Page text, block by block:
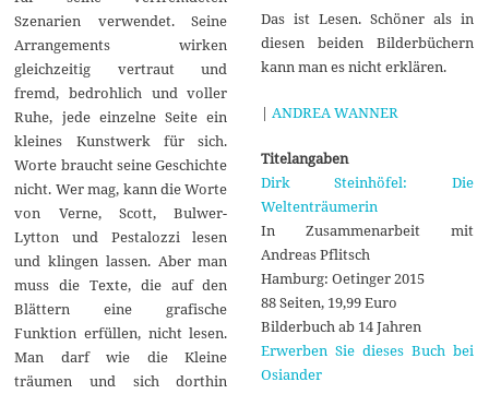
Szenarien verwendet. Seine
Arrangements wirken
gleichzeitig vertraut und
fremd, bedrohlich und voller
Ruhe, jede einzelne Seite ein
kleines Kunstwerk für sich.
Worte braucht seine Geschichte
nicht. Wer mag, kann die Worte
von Verne, Scott, Bulwer-
Lytton und Pestalozzi lesen
und klingen lassen. Aber man
muss die Texte, die auf den
Blättern eine grafische
Funktion erfüllen, nicht lesen.
Man darf wie die Kleine
träumen und sich dorthin
Das ist Lesen. Schöner als in
diesen beiden Bilderbüchern
kann man es nicht erklären.
| ANDREA WANNER
Titelangaben
Dirk Steinhöfel: Die
Weltenträumerin
In Zusammenarbeit mit
Andreas Pflitsch
Hamburg: Oetinger 2015
88 Seiten, 19,99 Euro
Bilderbuch ab 14 Jahren
Erwerben Sie dieses Buch bei
Osiander